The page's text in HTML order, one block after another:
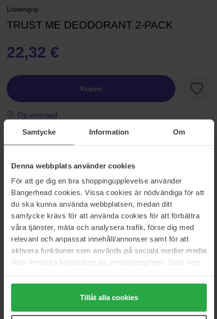
Samtycke Information Om
Denna webbplats använder cookies
För att ge dig en bra shoppingupplevelse använder
Bangerhead cookies. Vissa cookies är nödvändiga för att
du ska kunna använda webbplatsen, medan ditt
samtycke krävs för att använda cookies för att förbättra
våra tjänster, mäta och analysera trafik, förse dig med
relevant och anpassat innehåll/annonser samt för att
aktivera funktioner som används på sociala medier media
(kan innefatta behandling av personuppgifter). Data som
trycka på "Tillåt alla cookies" accepterar du alla cookies,
medan du under "Detaljer" kan anpassa användningen av
cookies. Du kan när som helst återkalla ditt samtycke.
Tillåt alla cookies
Löwengrip
TRUST ME DEODORANT 2-PACK
22,32 €
Kopen
Op voorraad
Informatie
Maat: 1 pcs
Artikelnummer: 113985
Categorieën:
Huidverzorging
Lichaamsverzorging
Deodorant Uniseks
Deodorant voor haar
Reviews (0)Vragen en antwoorden (0)